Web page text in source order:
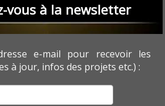
vous à la newsletter
e-mail pour recevoir les
à jour, infos des projets etc.) :